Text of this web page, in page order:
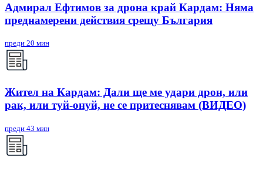
Адмирал Ефтимов за дрона край Кардам: Няма
преднамерени действия срещу България
преди 20 мин
Жител на Кардам: Дали ще ме удари дрон, или
рак, или туй-онуй, не се притеснявам (ВИДЕО)
преди 43 мин